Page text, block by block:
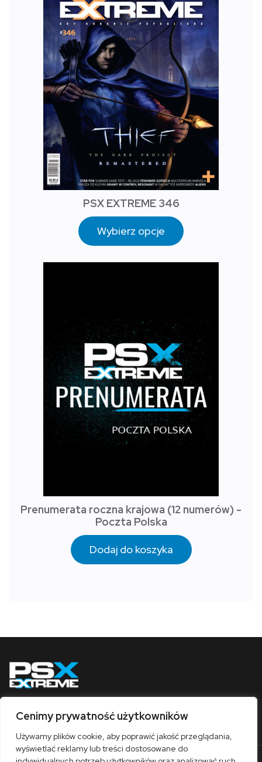
Cenimy prywatność użytkowników
Używamy plików cookie, aby poprawić jakość przeglądania,
wyświetlać reklamy lub treści dostosowane do
PSX EXTREME 346
Wybierz opcje
Prenumerata roczna krajowa (12 numerów) -
Poczta Polska
Dodaj do koszyka
Obserwuj nas